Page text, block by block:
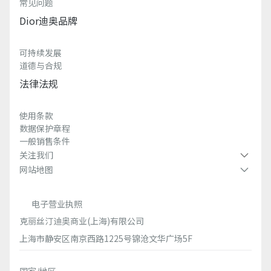
常见问题
Dior迪奥品牌
可持续发展
道德与合规
法律法规
使用条款
数据保护章程
一般销售条件
关注我们
网站地图
电子营业执照
克丽丝汀迪奥商业(上海)有限公司
上海市静安区南京西路1225号锦沧文华广场5F